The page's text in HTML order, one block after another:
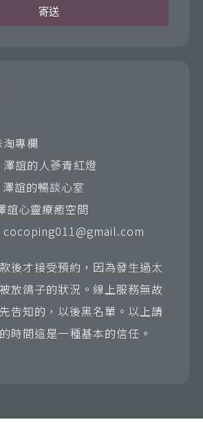
寄送
專欄
誼的人蔘青紅燈
誼的暢談心室
誼心靈療癒空間
cocoping011@gmail.com
後才接受預約，因為發生過太
放鴿子的狀況。線上服務無故
告知的，以後黑名單。以上請
時間這是一種基本的信任。